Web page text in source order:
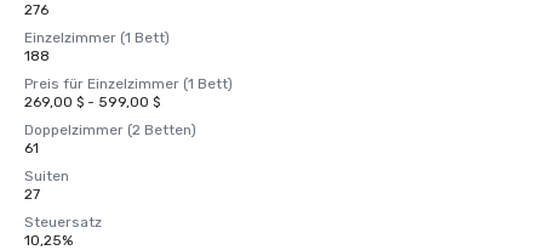
276
Einzelzimmer (1 Bett)
188
Preis für Einzelzimmer (1 Bett)
269,00 $ - 599,00 $
Doppelzimmer (2 Betten)
61
Suiten
27
Steuersatz
10,25%